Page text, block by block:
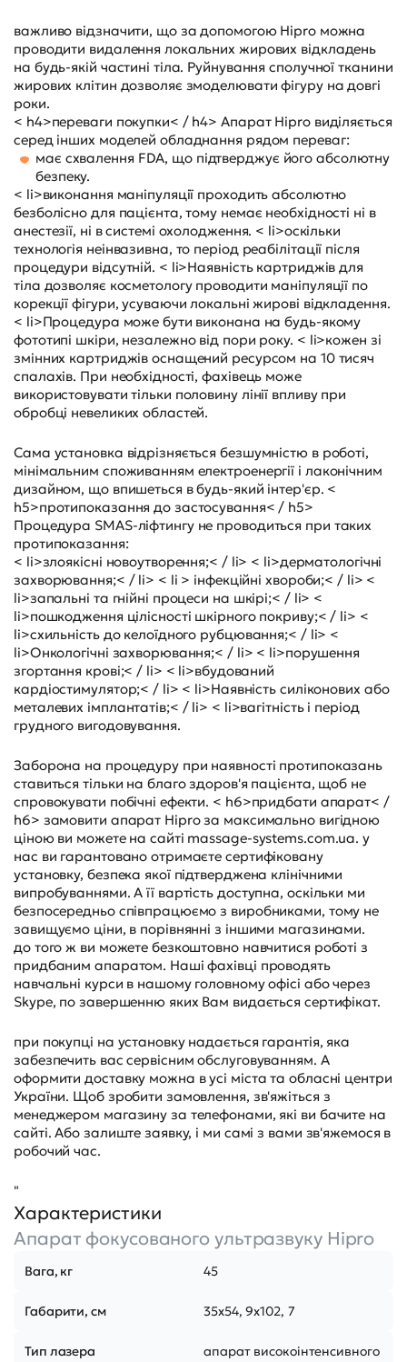
важливо відзначити, що за допомогою Hipro можна
проводити видалення локальних жирових відкладень
на будь-якій частині тіла. Руйнування сполучної тканини
жирових клітин дозволяє змоделювати фігуру на довгі
роки.
< h4>переваги покупки< / h4> Апарат Hipro виділяється
серед інших моделей обладнання рядом переваг:
має схвалення FDA, що підтверджує його абсолютну
безпеку.
< li>виконання маніпуляції проходить абсолютно
безболісно для пацієнта, тому немає необхідності ні в
анестезії, ні в системі охолодження. < li>оскільки
технологія неінвазивна, то період реабілітації після
процедури відсутній. < li>Наявність картриджів для
тіла дозволяє косметологу проводити маніпуляції по
корекції фігури, усуваючи локальні жирові відкладення.
< li>Процедура може бути виконана на будь-якому
фототипі шкіри, незалежно від пори року. < li>кожен зі
змінних картриджів оснащений ресурсом на 10 тисяч
спалахів. При необхідності, фахівець може
використовувати тільки половину лінії впливу при
обробці невеликих областей.
Сама установка відрізняється безшумністю в роботі,
мінімальним споживанням електроенергії і лаконічним
дизайном, що впишеться в будь-який інтер'єр. <
h5>протипоказання до застосування< / h5>
Процедура SMAS-ліфтингу не проводиться при таких
протипоказання:
< li>злоякісні новоутворення;< / li> < li>дерматологічні
захворювання;< / li> < li > інфекційні хвороби;< / li> <
li>запальні та гнійні процеси на шкірі;< / li> <
li>пошкодження цілісності шкірного покриву;< / li> <
li>схильність до келоїдного рубцювання;< / li> <
li>Онкологічні захворювання;< / li> < li>порушення
згортання крові;< / li> < li>вбудований
кардіостимулятор;< / li> < li>Наявність силіконових або
металевих імплантатів;< / li> < li>вагітність і період
грудного вигодовування.
Заборона на процедуру при наявності протипоказань
ставиться тільки на благо здоров'я пацієнта, щоб не
спровокувати побічні ефекти. < h6>придбати апарат< /
h6> замовити апарат Hipro за максимально вигідною
ціною ви можете на сайті massage-systems.com.ua. у
нас ви гарантовано отримаєте сертифіковану
установку, безпека якої підтверджена клінічними
випробуваннями. А її вартість доступна, оскільки ми
безпосередньо співпрацюємо з виробниками, тому не
завищуємо ціни, в порівнянні з іншими магазинами.
до того ж ви можете безкоштовно навчитися роботі з
придбаним апаратом. Наші фахівці проводять
навчальні курси в нашому головному офісі або через
Skype, по завершенню яких Вам видається сертифікат.
при покупці на установку надається гарантія, яка
забезпечить вас сервісним обслуговуванням. А
оформити доставку можна в усі міста та обласні центри
України. Щоб зробити замовлення, зв'яжіться з
менеджером магазину за телефонами, які ви бачите на
сайті. Або залиште заявку, і ми самі з вами зв'яжемося в
робочий час.
"
Характеристики
Апарат фокусованого ультразвуку Hipro
Вага, кг 45
Габарити, см 35х54, 9х102, 7
Тип лазера
апарат високоінтенсивного